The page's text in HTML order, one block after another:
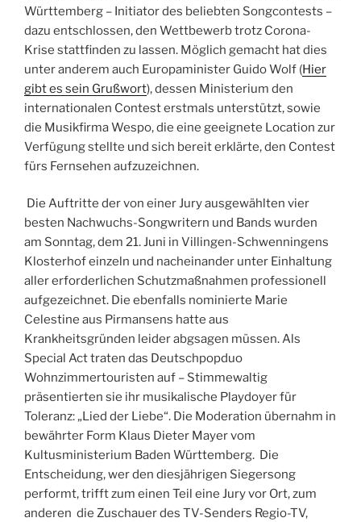
Württemberg – Initiator des beliebten Songcontests –
dazu entschlossen, den Wettbewerb trotz Corona-
Krise stattfinden zu lassen. Möglich gemacht hat dies
unter anderem auch Europaminister Guido Wolf (Hier
gibt es sein Grußwort), dessen Ministerium den
internationalen Contest erstmals unterstützt, sowie
die Musikfirma Wespo, die eine geeignete Location zur
Verfügung stellte und sich bereit erklärte, den Contest
fürs Fernsehen aufzuzeichnen.
Die Auftritte der von einer Jury ausgewählten vier
besten Nachwuchs-Songwritern und Bands wurden
am Sonntag, dem 21. Juni in Villingen-Schwenningens
Klosterhof einzeln und nacheinander unter Einhaltung
aller erforderlichen Schutzmaßnahmen professionell
aufgezeichnet. Die ebenfalls nominierte Marie
Celestine aus Pirmansens hatte aus
Krankheitsgründen leider abgsagen müssen. Als
Special Act traten das Deutschpopduo
Wohnzimmertouristen auf – Stimmewaltig
präsentierten sie ihr musikalische Playdoyer für
Toleranz: „Lied der Liebe“. Die Moderation übernahm in
bewährter Form Klaus Dieter Mayer vom
Kultusministerium Baden Württemberg. Die
Entscheidung, wer den diesjährigen Siegersong
performt, trifft zum einen Teil eine Jury vor Ort, zum
anderen die Zuschauer des TV-Senders Regio-TV,